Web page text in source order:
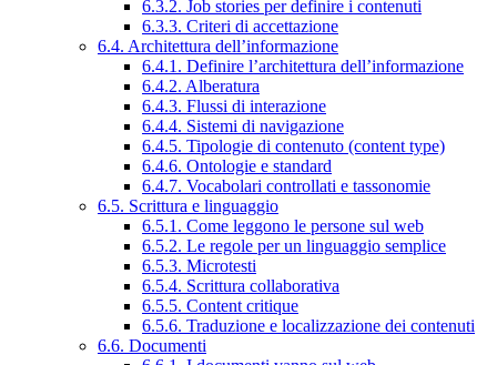
6.3.2. Job stories per definire i contenuti
6.3.3. Criteri di accettazione
6.4. Architettura dell’informazione
6.4.1. Definire l’architettura dell’informazione
6.4.2. Alberatura
6.4.3. Flussi di interazione
6.4.4. Sistemi di navigazione
6.4.5. Tipologie di contenuto (content type)
6.4.6. Ontologie e standard
6.4.7. Vocabolari controllati e tassonomie
6.5. Scrittura e linguaggio
6.5.1. Come leggono le persone sul web
6.5.2. Le regole per un linguaggio semplice
6.5.3. Microtesti
6.5.4. Scrittura collaborativa
6.5.5. Content critique
6.5.6. Traduzione e localizzazione dei contenuti
6.6. Documenti